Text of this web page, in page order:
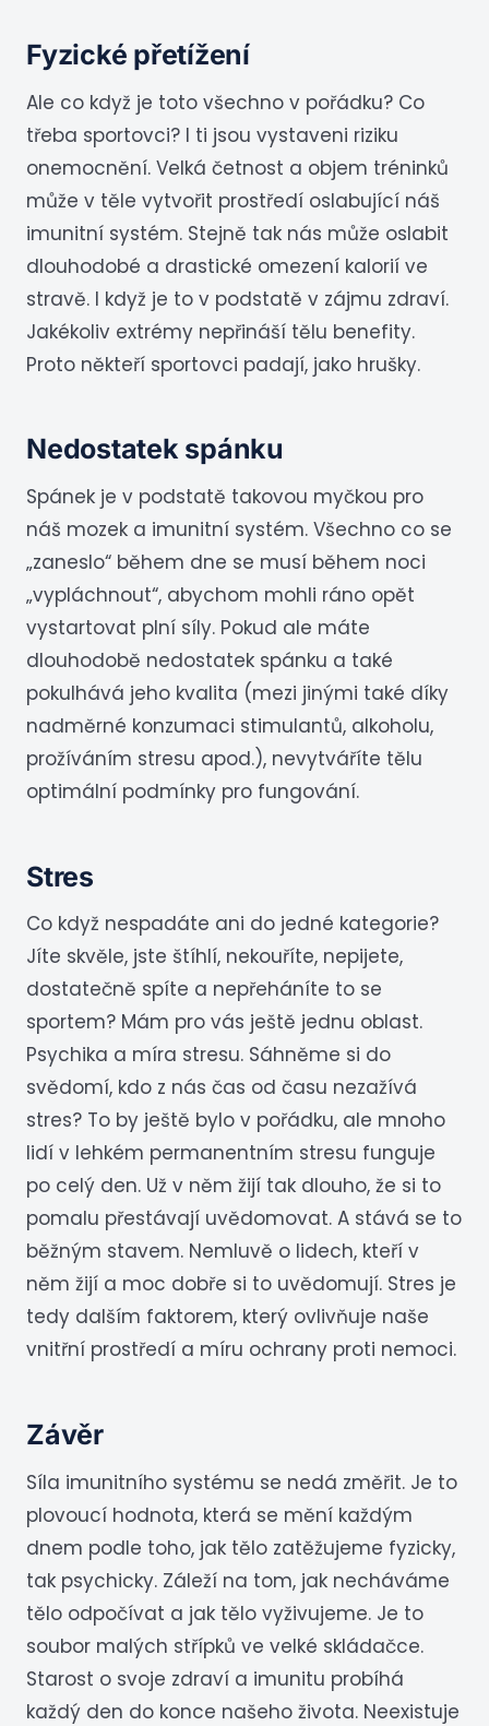
Fyzické přetížení
Ale co když je toto všechno v pořádku? Co
třeba sportovci? I ti jsou vystaveni riziku
onemocnění. Velká četnost a objem tréninků
může v těle vytvořit prostředí oslabující náš
imunitní systém. Stejně tak nás může oslabit
dlouhodobé a drastické omezení kalorií ve
stravě. I když je to v podstatě v zájmu zdraví.
Jakékoliv extrémy nepřináší tělu benefity.
Proto někteří sportovci padají, jako hrušky.
Nedostatek spánku
Spánek je v podstatě takovou myčkou pro
náš mozek a imunitní systém. Všechno co se
„zaneslo“ během dne se musí během noci
„vypláchnout“, abychom mohli ráno opět
vystartovat plní síly. Pokud ale máte
dlouhodobě nedostatek spánku a také
pokulhává jeho kvalita (mezi jinými také díky
nadměrné konzumaci stimulantů, alkoholu,
prožíváním stresu apod.), nevytváříte tělu
optimální podmínky pro fungování.
Stres
Co když nespadáte ani do jedné kategorie?
Jíte skvěle, jste štíhlí, nekouříte, nepijete,
dostatečně spíte a nepřeháníte to se
sportem? Mám pro vás ještě jednu oblast.
Psychika a míra stresu. Sáhněme si do
svědomí, kdo z nás čas od času nezažívá
stres? To by ještě bylo v pořádku, ale mnoho
lidí v lehkém permanentním stresu funguje
po celý den. Už v něm žijí tak dlouho, že si to
pomalu přestávají uvědomovat. A stává se to
běžným stavem. Nemluvě o lidech, kteří v
něm žijí a moc dobře si to uvědomují. Stres je
tedy dalším faktorem, který ovlivňuje naše
vnitřní prostředí a míru ochrany proti nemoci.
Závěr
Síla imunitního systému se nedá změřit. Je to
plovoucí hodnota, která se mění každým
dnem podle toho, jak tělo zatěžujeme fyzicky,
tak psychicky. Záleží na tom, jak necháváme
tělo odpočívat a jak tělo vyživujeme. Je to
soubor malých střípků ve velké skládačce.
Starost o svoje zdraví a imunitu probíhá
každý den do konce našeho života. Neexistuje